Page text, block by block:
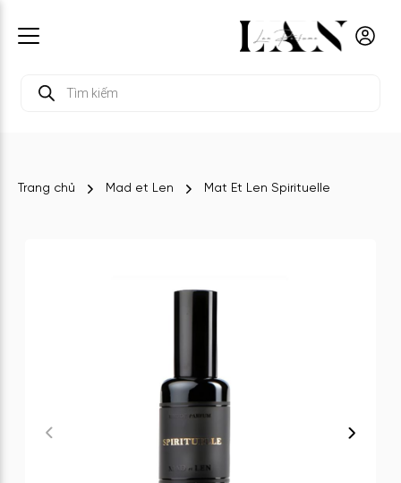
kiếm
Trang chủ Mad et Len Mat Et Len Spirituelle